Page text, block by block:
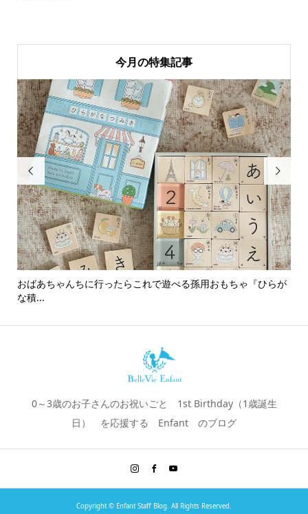
今月の特集記事

おばあちゃんちに行ったらこれで遊べる孫用おもちゃ『ひらが
な積...

0～3歳のお子さんのお祝いごと 1st Birthday（1歳誕生
日） を応援する Enfant のブログ
Copyright © Enfant Staff Blog. All Rights Reserved.